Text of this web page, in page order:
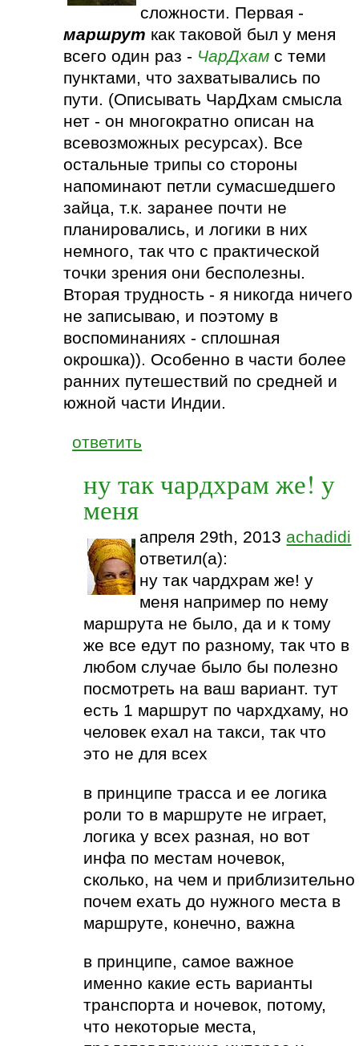
сложности. Первая -
маршрут как таковой был у меня
всего один раз - ЧарДхам с теми
пунктами, что захватывались по
пути. (Описывать ЧарДхам смысла
нет - он многократно описан на
всевозможных ресурсах). Все
остальные трипы со стороны
напоминают петли сумасшедшего
зайца, т.к. заранее почти не
планировались, и логики в них
немного, так что с практической
точки зрения они бесполезны.
Вторая трудность - я никогда ничего
не записываю, и поэтому в
воспоминаниях - сплошная
окрошка)). Особенно в части более
ранних путешествий по средней и
южной части Индии.
ответить
ну так чардхрам же! у
меня
апреля 29th, 2013 achadidi
ответил(а):
ну так чардхрам же! у
меня например по нему
маршрута не было, да и к тому
же все едут по разному, так что в
любом случае было бы полезно
посмотреть на ваш вариант. тут
есть 1 маршрут по чархдхаму, но
человек ехал на такси, так что
это не для всех
в принципе трасса и ее логика
роли то в маршруте не играет,
логика у всех разная, но вот
инфа по местам ночевок,
сколько, на чем и приблизительно
почем ехать до нужного места в
маршруте, конечно, важна
в принципе, самое важное
именно какие есть варианты
транспорта и ночевок, потому,
что некоторые места,